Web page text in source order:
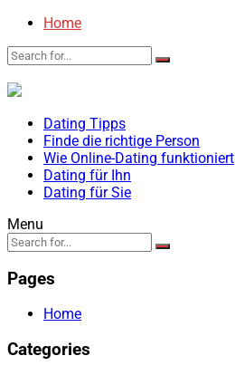
Home
Dating Tipps
Finde die richtige Person
Wie Online-Dating funktioniert
Dating für Ihn
Dating für Sie
Menu
Pages
Home
Categories